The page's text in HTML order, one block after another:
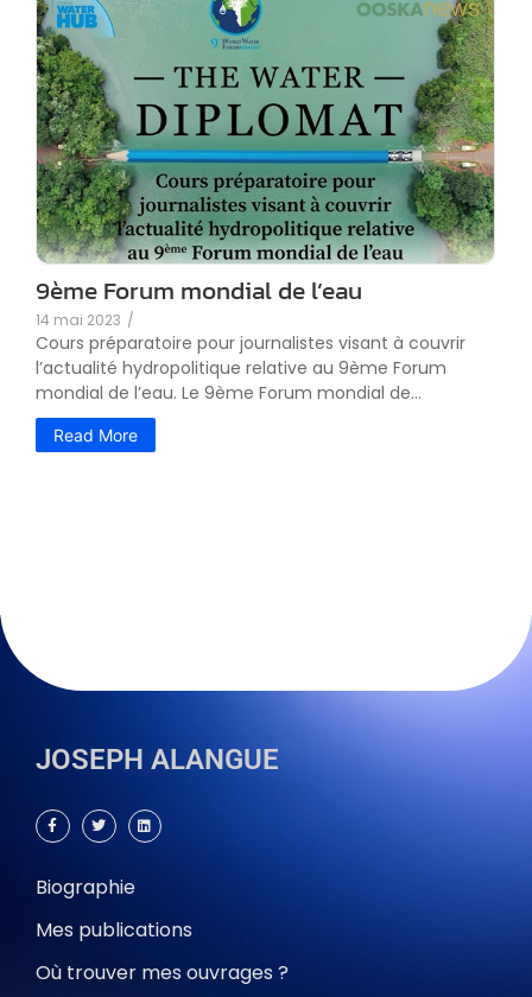
9ème Forum mondial de l’eau
14 mai 2023 /
Cours préparatoire pour journalistes visant à couvrir
l’actualité hydropolitique relative au 9ème Forum
mondial de l’eau. Le 9ème Forum mondial de...
Read More
JOSEPH ALANGUE
Biographie
Mes publications
Où trouver mes ouvrages ?